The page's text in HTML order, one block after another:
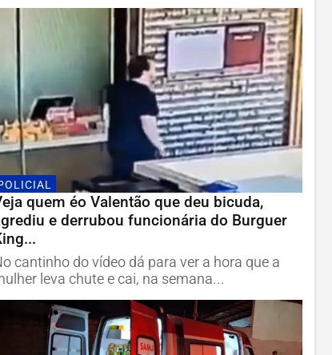
quem éo Valentão que deu bicuda,
e derrubou funcionária do Burguer
cantinho do vídeo dá para ver a hora que a
leva chute e cai, na semana...